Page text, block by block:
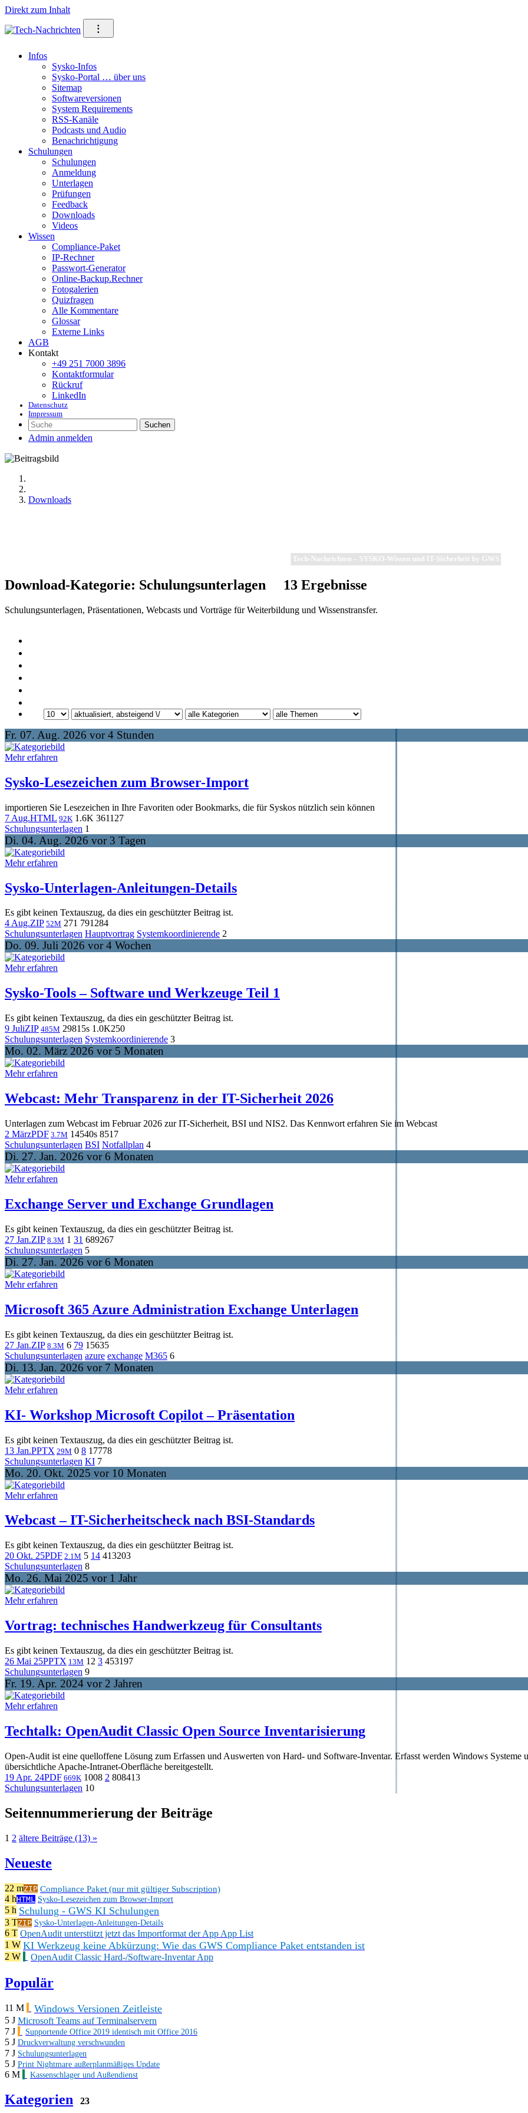
Direkt zum Inhalt
⁝
Infos
Sysko-Infos
Sysko-Portal … über uns
Sitemap
Softwareversionen
System Requirements
RSS-Kanäle
Podcasts und Audio
Benachrichtigung
Schulungen
Schulungen
Anmeldung
Unterlagen
Prüfungen
Feedback
Downloads
Videos
Wissen
Compliance-Paket
IP-Rechner
Passwort-Generator
Online-Backup.Rechner
Fotogalerien
Quizfragen
Alle Kommentare
Glossar
Externe Links
AGB
Kontakt
+49 251 7000 3896
Kontaktformular
Rückruf
LinkedIn
Datenschutz
Impressum
Suchen
Admin anmelden
Downloads
Tech-Nachrichten – SYSKO-Wissen und IT-Sicherheit by GWS
Download-Kategorie: Schulungsunterlagen 13 Ergebnisse
Schulungsunterlagen, Präsentationen, Webcasts und Vorträge für Weiterbildung und Wissenstransfer.
Fr. 07. Aug. 2026 vor 4 Stunden
Mehr erfahren
Sysko-Lesezeichen zum Browser-Import
importieren Sie Lesezeichen in Ihre Favoriten oder Bookmarks, die für Syskos nützlich sein können
7 Aug.HTML 92K 1.6K 361127
Schulungsunterlagen 1
Di. 04. Aug. 2026 vor 3 Tagen
Mehr erfahren
Sysko-Unterlagen-Anleitungen-Details
Es gibt keinen Textauszug, da dies ein geschützter Beitrag ist.
4 Aug.ZIP 52M 271 791284
Schulungsunterlagen Hauptvortrag Systemkoordinierende 2
Do. 09. Juli 2026 vor 4 Wochen
Mehr erfahren
Sysko-Tools – Software und Werkzeuge Teil 1
Es gibt keinen Textauszug, da dies ein geschützter Beitrag ist.
9 JuliZIP 485M 29815s 1.0K250
Schulungsunterlagen Systemkoordinierende 3
Mo. 02. März 2026 vor 5 Monaten
Mehr erfahren
Webcast: Mehr Transparenz in der IT-Sicherheit 2026
Unterlagen zum Webcast im Februar 2026 zur IT-Sicherheit, BSI und NIS2. Das Kennwort erfahren Sie im Webcast
2 MärzPDF 3.7M 14540s 8517
Schulungsunterlagen BSI Notfallplan 4
Di. 27. Jan. 2026 vor 6 Monaten
Mehr erfahren
Exchange Server und Exchange Grundlagen
Es gibt keinen Textauszug, da dies ein geschützter Beitrag ist.
27 Jan.ZIP 8.3M 1 31 689267
Schulungsunterlagen 5
Di. 27. Jan. 2026 vor 6 Monaten
Mehr erfahren
Microsoft 365 Azure Administration Exchange Unterlagen
Es gibt keinen Textauszug, da dies ein geschützter Beitrag ist.
27 Jan.ZIP 8.3M 6 79 15635
Schulungsunterlagen azure exchange M365 6
Di. 13. Jan. 2026 vor 7 Monaten
Mehr erfahren
KI- Workshop Microsoft Copilot – Präsentation
Es gibt keinen Textauszug, da dies ein geschützter Beitrag ist.
13 Jan.PPTX 29M 0 8 17778
Schulungsunterlagen KI 7
Mo. 20. Okt. 2025 vor 10 Monaten
Mehr erfahren
Webcast – IT-Sicherheitscheck nach BSI-Standards
Es gibt keinen Textauszug, da dies ein geschützter Beitrag ist.
20 Okt. 25PDF 2.1M 5 14 413203
Schulungsunterlagen 8
Mo. 26. Mai 2025 vor 1 Jahr
Mehr erfahren
Vortrag: technisches Handwerkzeug für Consultants
Es gibt keinen Textauszug, da dies ein geschützter Beitrag ist.
26 Mai 25PPTX 13M 12 3 453197
Schulungsunterlagen 9
Fr. 19. Apr. 2024 vor 2 Jahren
Mehr erfahren
Techtalk: OpenAudit Classic Open Source Inventarisierung
Open-Audit ist eine quelloffene Lösung zum Erfassen und Auswerten von Hard- und Software-Inventar. Erfasst werden Windows
übersichtliche Apache-Intranet-Oberfläche bereitgestellt.
19 Apr. 24PDF 669K 1008 2 808413
Schulungsunterlagen 10
Seitennummerierung der Beiträge
1 2 ältere Beiträge (13) »
Neueste
22 mZIP Compliance Paket (nur mit gültiger Subscription)
4 hHTML Sysko-Lesezeichen zum Browser-Import
5 h Schulung - GWS KI Schulungen
3 TZIP Sysko-Unterlagen-Anleitungen-Details
6 T OpenAudit unterstützt jetzt das Importformat der App App List
1 W KI Werkzeug keine Abkürzung: Wie das GWS Compliance Paket entstanden ist
2 W OpenAudit Classic Hard-/Software-Inventar App
Populär
11 M Windows Versionen Zeitleiste
5 J Microsoft Teams auf Terminalservern
7 J
Supportende Office 2019 identisch mit Office 2016
5 J Druckverwaltung verschwunden
7 J Schulungsunterlagen
5 J Print Nightmare außerplanmäßiges Update
6 M Kassenschlager und Außendienst
Kategorien 23